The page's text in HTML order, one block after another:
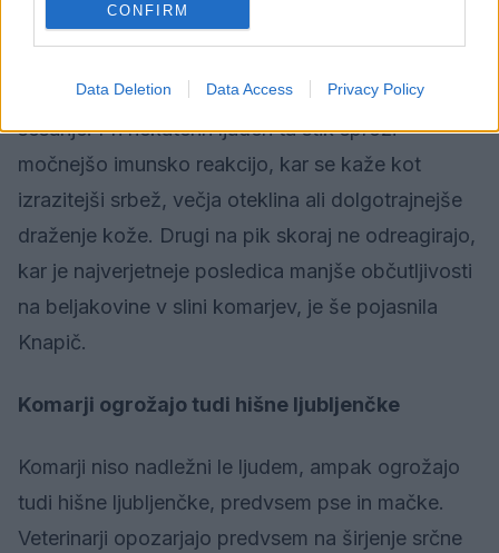
CONFIRM
Data Deletion Data Access Privacy Policy
posameznika. Ko komar pika, vbrizga v kožo
encime, s katerimi prepreči strjevanje krvi in olajša
sesanje. Pri nekaterih ljudeh ta stik sproži
močnejšo imunsko reakcijo, kar se kaže kot
izrazitejši srbež, večja oteklina ali dolgotrajnejše
draženje kože. Drugi na pik skoraj ne odreagirajo,
kar je najverjetneje posledica manjše občutljivosti
na beljakovine v slini komarjev, je še pojasnila
Knapič.
Komarji ogrožajo tudi hišne ljubljenčke
Komarji niso nadležni le ljudem, ampak ogrožajo
tudi hišne ljubljenčke, predvsem pse in mačke.
Veterinarji opozarjajo predvsem na širjenje srčne